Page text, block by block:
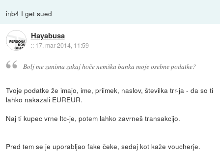
inb4 I get sued
Hayabusa
:: 17. mar 2014, 11:59
Bolj me zanima zakaj hoče nemška banka moje osebne podatke?
Tvoje podatke že imajo, ime, priimek, naslov, številka trr-ja - da so ti
lahko nakazali EUREUR.
Naj ti kupec vrne ltc-je, potem lahko zavrneš transakcijo.
Pred tem se je uporabljao fake čeke, sedaj kot kaže voucherje.